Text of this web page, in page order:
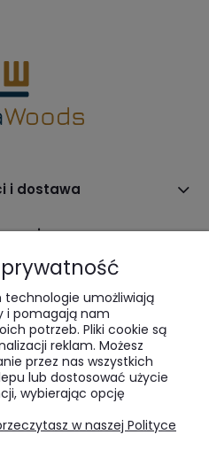
i dostawa
nas
00-825 Warszawa | tel:
technologie umożliwiają
i pomagają nam
potrzeb. Pliki cookie są
reklam. Możesz
przez nas wszystkich
lub dostosować użycie
wybierając opcję
w naszej Polityce